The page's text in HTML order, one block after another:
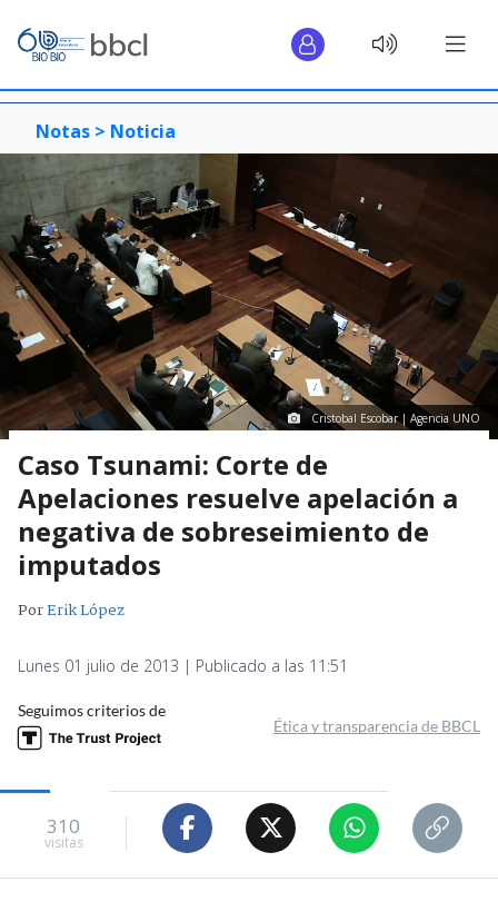
Notas > Noticia
Cristobal Escobar | Agencia UNO
Caso Tsunami: Corte de
Apelaciones resuelve apelación a
negativa de sobreseimiento de
imputados
PorErik López
Lunes 01 julio de 2013 | Publicado a las 11:51
Seguimos criterios de
Ética y transparencia de BBCL
310
visitas